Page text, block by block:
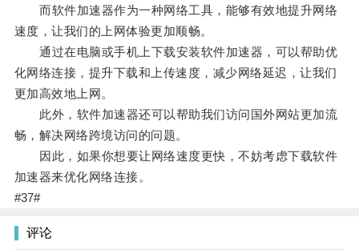
而软件加速器作为一种网络工具，能够有效地提升网络
速度，让我们的上网体验更加顺畅。
通过在电脑或手机上下载安装软件加速器，可以帮助优
化网络连接，提升下载和上传速度，减少网络延迟，让我们
更加高效地上网。
此外，软件加速器还可以帮助我们访问国外网站更加流
畅，解决网络跨境访问的问题。
因此，如果你想要让网络速度更快，不妨考虑下载软件
加速器来优化网络连接。
#37#
评论